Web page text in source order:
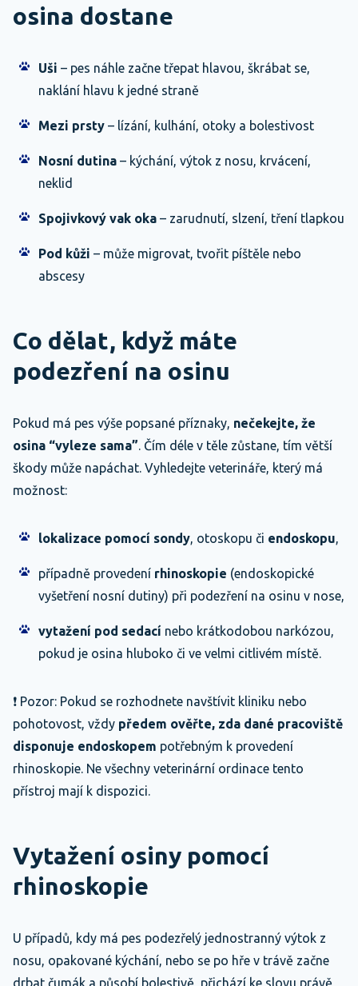
osina dostane
Uši – pes náhle začne třepat hlavou, škrábat se,
naklání hlavu k jedné straně
Mezi prsty – lízání, kulhání, otoky a bolestivost
Nosní dutina – kýchání, výtok z nosu, krvácení,
neklid
Spojivkový vak oka – zarudnutí, slzení, tření tlapkou
Pod kůži – může migrovat, tvořit píštěle nebo
abscesy
Co dělat, když máte
podezření na osinu
Pokud má pes výše popsané příznaky, nečekejte, že
osina “vyleze sama”. Čím déle v těle zůstane, tím větší
škody může napáchat. Vyhledejte veterináře, který má
možnost:
lokalizace pomocí sondy, otoskopu či endoskopu,
případně provedení rhinoskopie (endoskopické
vyšetření nosní dutiny) při podezření na osinu v nose,
vytažení pod sedací nebo krátkodobou narkózou,
pokud je osina hluboko či ve velmi citlivém místě.
❗ Pozor: Pokud se rozhodnete navštívit kliniku nebo
pohotovost, vždy předem ověřte, zda dané pracoviště
disponuje endoskopem potřebným k provedení
rhinoskopie. Ne všechny veterinární ordinace tento
přístroj mají k dispozici.
Vytažení osiny pomocí
rhinoskopie
U případů, kdy má pes podezřelý jednostranný výtok z
nosu, opakované kýchání, nebo se po hře v trávě začne
drbat čumák a působí bolestivě, přichází ke slovu právě